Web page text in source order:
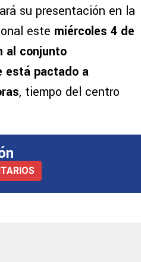
su presentación en la
este miércoles 4 de
al conjunto
está pactado a
, tiempo del centro